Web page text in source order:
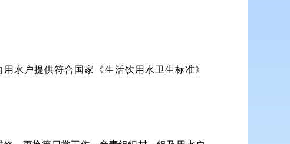
水户提供符合国家《生活饮用水卫生标准》